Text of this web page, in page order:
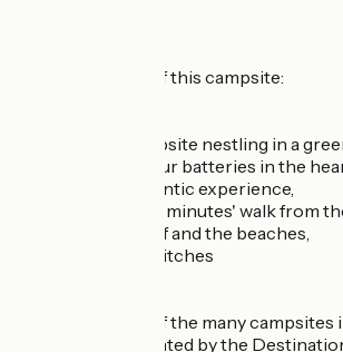
The advantages of this campsite:
A traditional campsite nestling in a
for recharging your batteries in the
enjoying an authentic experience,
Located just a few minutes' walk from
Michel-Chef-Chef and the beaches,
Spacious, shady pitches
Bel Essor is one of the many
Chef-Chef presented by the